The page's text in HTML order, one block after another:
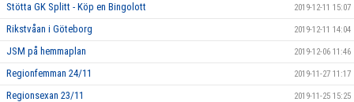
Stötta GK Splitt - Köp en Bingolott 2019-12-11 15:07
Rikstvåan i Göteborg 2019-12-11 14:04
JSM på hemmaplan 2019-12-06 11:46
Regionfemman 24/11 2019-11-27 11:17
Regionsexan 23/11 2019-11-25 15:25